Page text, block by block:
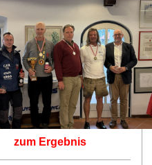
zum Ergebnis